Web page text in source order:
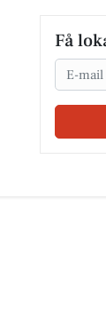
Få
Email